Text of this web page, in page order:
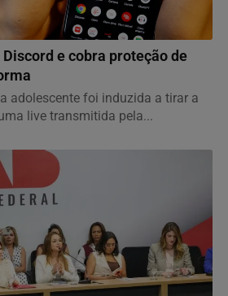
Discord e cobra proteção de
adolescente foi induzida a tirar a
live transmitida pela...